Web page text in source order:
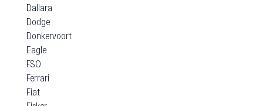
Dallara
Dodge
Donkervoort
Eagle
FSO
Ferrari
Fiat